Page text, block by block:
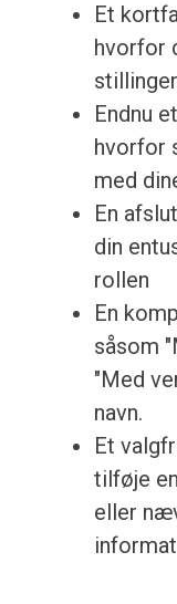
Et
hvorfor
Endnu
hvorfor
med
En
din
rollen
En
såsom
"Med
navn.
Et
tilføje
eller